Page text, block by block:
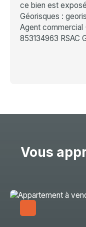
ce bien est
Géorisques :
Agent commercial
853134963 RSAC
Vous